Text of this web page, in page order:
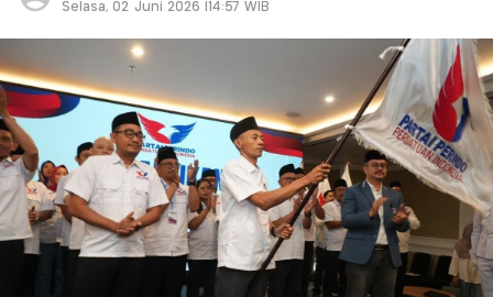
Selasa, 02 Juni 2026 |14:57 WIB